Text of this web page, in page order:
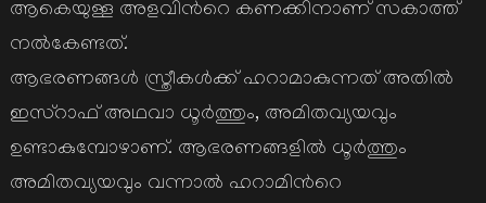
ആകെയുള്ള അളവിന്‍റെ കണക്കിനാണ് സകാത്ത്
നല്‍കേണ്ടത്.
ആഭരണങ്ങള്‍ സ്ത്രീകള്‍ക്ക് ഹറാമാകുന്നത് അതില്‍
ഇസ്റാഫ് അഥവാ ധൂര്‍ത്തും, അമിതവ്യയവും
ഉണ്ടാകുമ്പോഴാണ്. ആഭരണങ്ങളില്‍ ധൂര്‍ത്തും
അമിതവ്യയവും വന്നാല്‍ ഹറാമിന്‍റെ